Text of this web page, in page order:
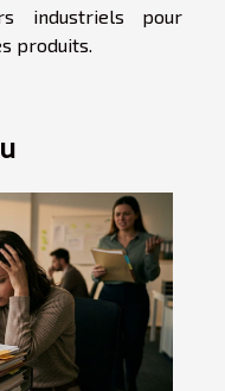
industriels pour
produits.